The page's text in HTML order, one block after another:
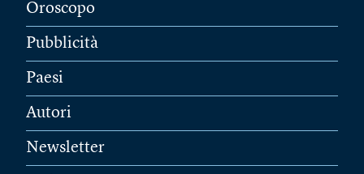
Oroscopo
Pubblicità
Paesi
Autori
Newsletter